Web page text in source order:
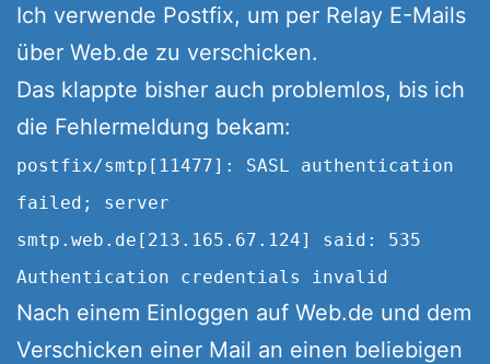
Ich verwende Postfix, um per Relay E-Mails
über Web.de zu verschicken.
Das klappte bisher auch problemlos, bis ich
die Fehlermeldung bekam:
postfix/smtp[11477]: SASL authentication
failed; server
smtp.web.de[213.165.67.124] said: 535
Authentication credentials invalid
Nach einem Einloggen auf Web.de und dem
Verschicken einer Mail an einen beliebigen